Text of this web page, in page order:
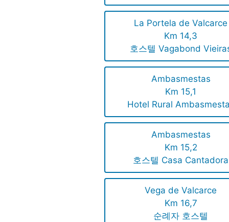
La Portela de Valcarce
Km 14,3
호스텔 Vagabond
Ambasmestas
Km 15,1
Hotel Rural
Ambasmestas
Km 15,2
호스텔 Casa Cantadora
Vega de Valcarce
Km 16,7
순례자 호스텔